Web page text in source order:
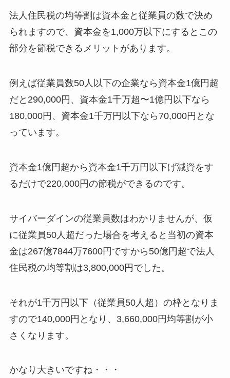
法人住民税の均等割は資本金と従業員の数で決め
られますので、資本金を1,000万以下にするとこの
部分を節税できるメリットがあります。
例えば従業員数50人以下の企業なら資本金1億円超
だと290,000円、資本金1千万超〜1億円以下なら
180,000円、資本金1千万円以下なら70,000円とな
っています。
資本金1億円超から資本金1千万円以下げ減資をす
るだけで220,000円の節税ができるのです。
サイバーダインの従業員数はわかりませんが、仮
に従業員50人超だった場合を考えると当初の資本
金は267億7844万7600円ですから50億円超で法人
住民税の均等割は3,800,000円でした。
それが1千万円以下（従業員50人超）の枠となりま
すので140,000円となり、3,660,000円均等割が小
さくなります。
かなり大きいですね・・・